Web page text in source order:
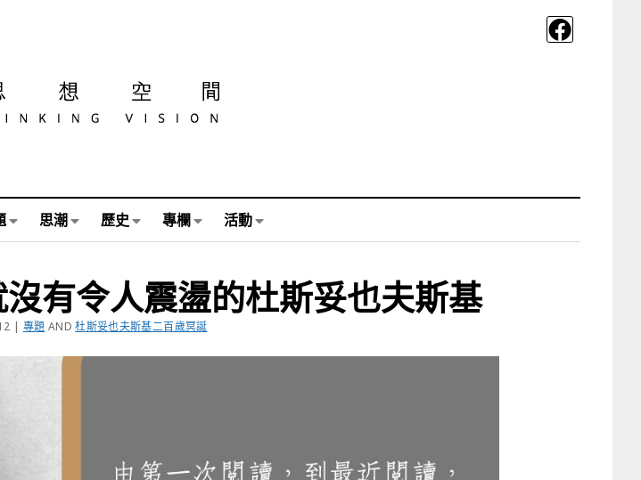
思潮 歷史 專欄 活動
有令人震盪的杜斯妥也夫斯基
| 專題 AND杜斯妥也夫斯基二百歲冥誕